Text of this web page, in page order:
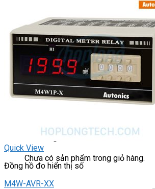
CHUYỂN MẠCH / NÚT NHẤN
Công tắc dừng khẩn
Nút nhấn
Phích cắm / Ổ cắm / Công tắc
Can nhiệt
Tìm
kiếm:
Giỏ hàng
Chưa có sản phẩm trong giỏ hàng.
Quick View
Đồng hồ đo hiển thị số
M4W-AVR-XX